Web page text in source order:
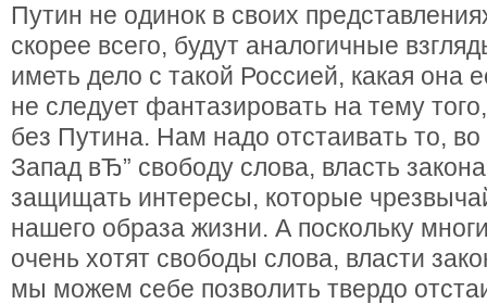
Путин не одинок в своих
скорее всего, будут аналогичные
иметь дело с такой Россией, какая она
не следует фантазировать на тему
без Путина. Нам надо отстаивать то,
Запад вЂ” свободу слова, власть
защищать интересы, которые
нашего образа жизни. А поскольку
очень хотят свободы слова, власти
мы можем себе позволить твердо